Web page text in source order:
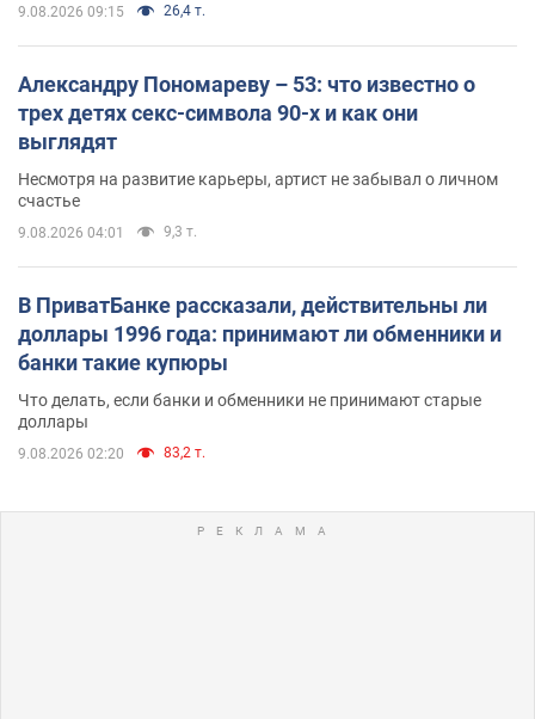
9.08.2026 09:15 26,4 т.
Александру Пономареву – 53: что известно о
трех детях секс-символа 90-х и как они
выглядят
Несмотря на развитие карьеры, артист не забывал о личном
счастье
9.08.2026 04:01 9,3 т.
В ПриватБанке рассказали, действительны ли
доллары 1996 года: принимают ли обменники и
банки такие купюры
Что делать, если банки и обменники не принимают старые
доллары
9.08.2026 02:20 83,2 т.